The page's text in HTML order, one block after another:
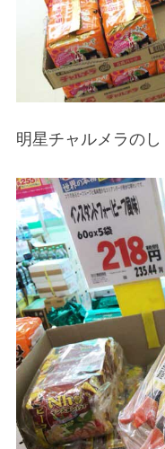
明星チャルメラのし